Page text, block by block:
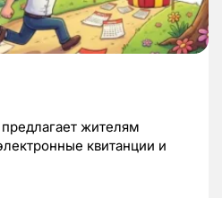
жителям
квитанции и